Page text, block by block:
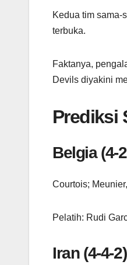
Kedua tim sama-
terbuka.
Faktanya,
Devils diyakini
Prediksi
Belgia (4-
Courtois;
Pelatih: Rudi
Iran (4-4-2)